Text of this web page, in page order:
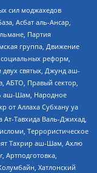
сил моджахедов
Асбат аль-Ансар,
Партия
группа, Движение
реформ,
святых, Джунд аш-
АБТО, Правый сектор,
аш-Шам, Народное
от Аллаха Субхану уа
Тавхида Валь-Джихад,
Террористическое
Тахрир аш-Шам, Ахлю
Артподготовка,
Хатлонский